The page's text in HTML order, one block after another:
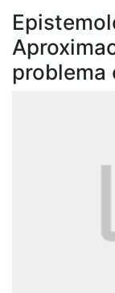
Browse Kérwá
Statistics